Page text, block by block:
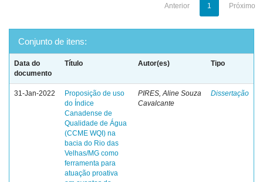
Anterior 1 Próximo
Conjunto de itens:
Data do
documento
Título Autor(es) Tipo
31-Jan-2022
Proposição de uso
do Índice
Canadense de
Qualidade de Água
(CCME WQI) na
bacia do Rio das
Velhas/MG como
ferramenta para
atuação proativa
PIRES, Aline Souza
Cavalcante
Dissertação